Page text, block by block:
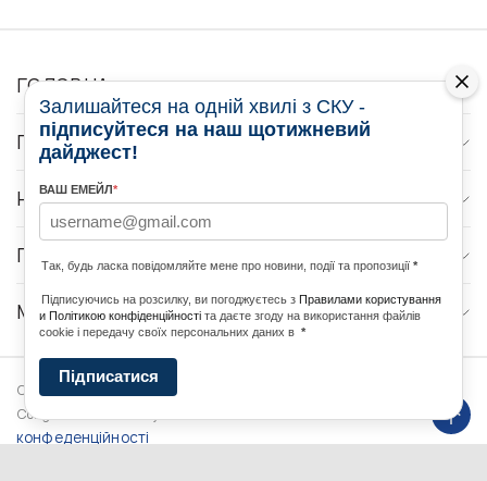
ГОЛОВНА
ПРО НАС
НОВИНИ
ПРОГРАМИ
МЕДІА КОНТАКТИ
Copyright © 2026 Ukrainian World
Congress. Powered by
конфеденційності
Залишайтеся на одній хвилі з СКУ -
підписуйтеся на наш щотижневий
дайджест!
ВАШ ЕМЕЙЛ*
Так, будь ласка повідомляйте мене про новини, події та пропозиції *
Підписуючись на розсилку, ви погоджуєтесь з Правилами користування
и Політикою конфіденційності та даєте згоду на використання файлів
cookie і передачу своїх персональних даних в *
Підписатися